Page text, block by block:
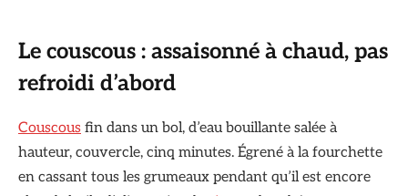
Le couscous : assaisonné à chaud, pas
refroidi d’abord
Couscous fin dans un bol, d’eau bouillante salée à
hauteur, couvercle, cinq minutes. Égrené à la fourchette
en cassant tous les grumeaux pendant qu’il est encore